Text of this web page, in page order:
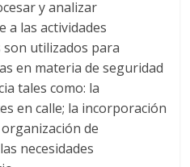
y analizar
a las actividades
son utilizados para
en materia de seguridad
tales como: la
en calle; la incorporación
de
necesidades